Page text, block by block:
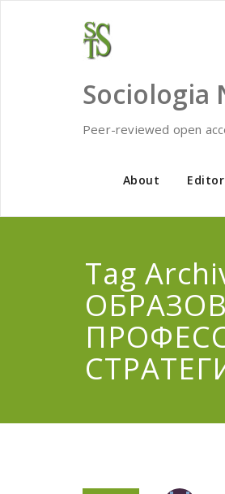
Sociologia
Peer-reviewed open
About
Tag